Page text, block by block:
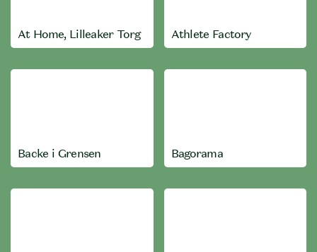
At Home, Lilleaker Torg Athlete Factory
Backe i Grensen Bagorama